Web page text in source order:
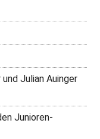
Julian Auinger
Junioren-